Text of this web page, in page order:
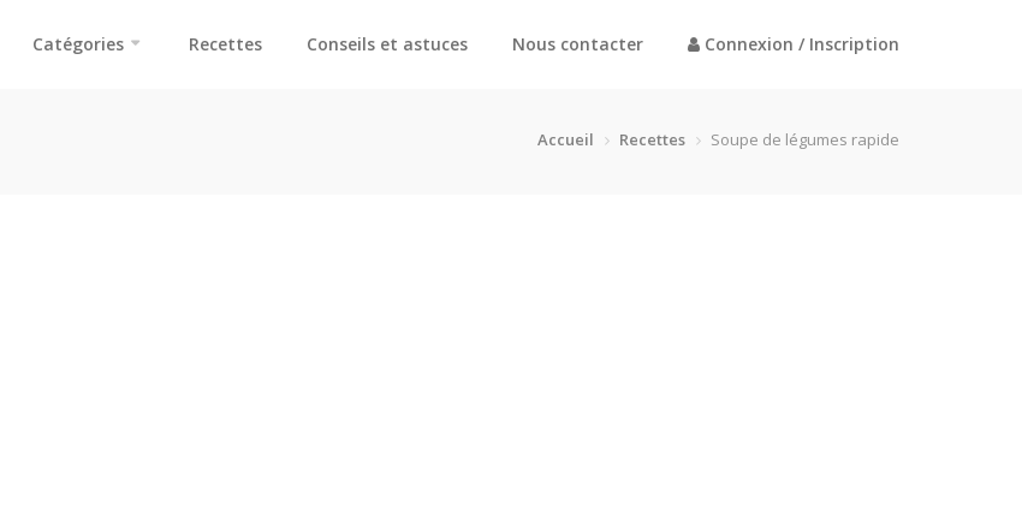
Catégories Recettes Conseils et astuces Nous contacter Connexion / Inscription
Accueil Recettes Soupe de légumes rapide